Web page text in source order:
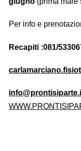
Per info e
Recapiti :081/